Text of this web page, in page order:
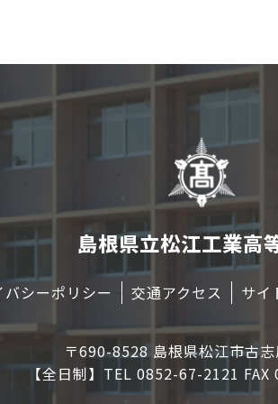
島根県立松江工業高
バシーポリシー 交通アクセス サイ
〒690-8528 島根県松江市古
【全日制】TEL 0852-67-2121